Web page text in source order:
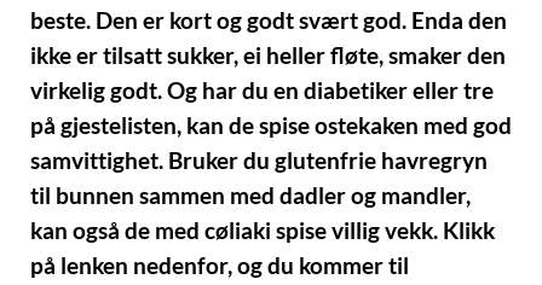
beste. Den er kort og godt svært god. Enda den
ikke er tilsatt sukker, ei heller fløte, smaker den
virkelig godt. Og har du en diabetiker eller tre
på gjestelisten, kan de spise ostekaken med god
samvittighet. Bruker du glutenfrie havregryn
til bunnen sammen med dadler og mandler,
kan også de med cøliaki spise villig vekk. Klikk
på lenken nedenfor, og du kommer til